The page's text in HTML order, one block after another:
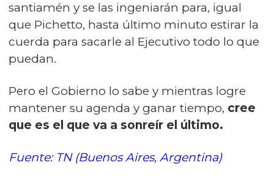
santiamén y se las ingeniarán para, igual
que Pichetto, hasta último minuto estirar la
cuerda para sacarle al Ejecutivo todo lo que
puedan.
Pero el Gobierno lo sabe y mientras logre
mantener su agenda y ganar tiempo, cree
que es el que va a sonreír el último.
Fuente: TN (Buenos Aires, Argentina)